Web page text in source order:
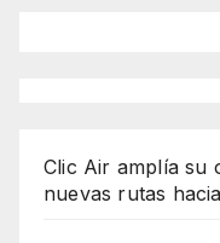
Clic Air amplía su
nuevas rutas